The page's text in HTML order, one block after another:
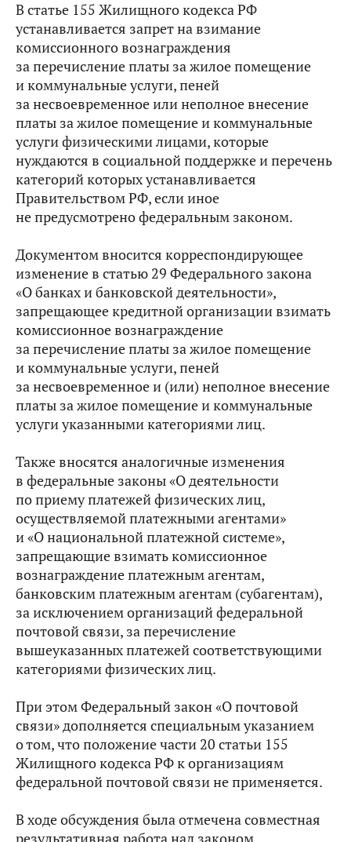
В статье 155 Жилищного кодекса РФ
устанавливается запрет на взимание
комиссионного вознаграждения
за перечисление платы за жилое помещение
и коммунальные услуги, пеней
за несвоевременное или неполное внесение
платы за жилое помещение и коммунальные
услуги физическими лицами, которые
нуждаются в социальной поддержке и перечень
категорий которых устанавливается
Правительством РФ, если иное
не предусмотрено федеральным законом.
Документом вносится корреспондирующее
изменение в статью 29 Федерального закона
«О банках и банковской деятельности»,
запрещающее кредитной организации взимать
комиссионное вознаграждение
за перечисление платы за жилое помещение
и коммунальные услуги, пеней
за несвоевременное и (или) неполное внесение
платы за жилое помещение и коммунальные
услуги указанными категориями лиц.
Также вносятся аналогичные изменения
в федеральные законы «О деятельности
по приему платежей физических лиц,
осуществляемой платежными агентами»
и «О национальной платежной системе»,
запрещающие взимать комиссионное
вознаграждение платежным агентам,
банковским платежным агентам (субагентам),
за исключением организаций федеральной
почтовой связи, за перечисление
вышеуказанных платежей соответствующими
категориями физических лиц.
При этом Федеральный закон «О почтовой
связи» дополняется специальным указанием
о том, что положение части 20 статьи 155
Жилищного кодекса РФ к организациям
федеральной почтовой связи не применяется.
В ходе обсуждения была отмечена совместная